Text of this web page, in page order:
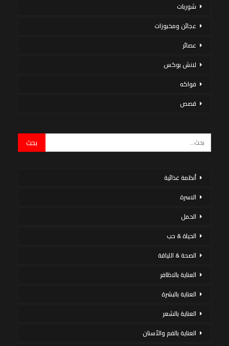
شوربات
عجائن ومخبوزات
عصائر
لانش بوكس
فواكه
قصص
أنظمة غذائية
الاسرة
الحمل
الحياة & حب
الصحة & اللياقة
العناية بالاظافر
العناية بالبشرة
العناية بالشعر
العناية بالفم والأسنان